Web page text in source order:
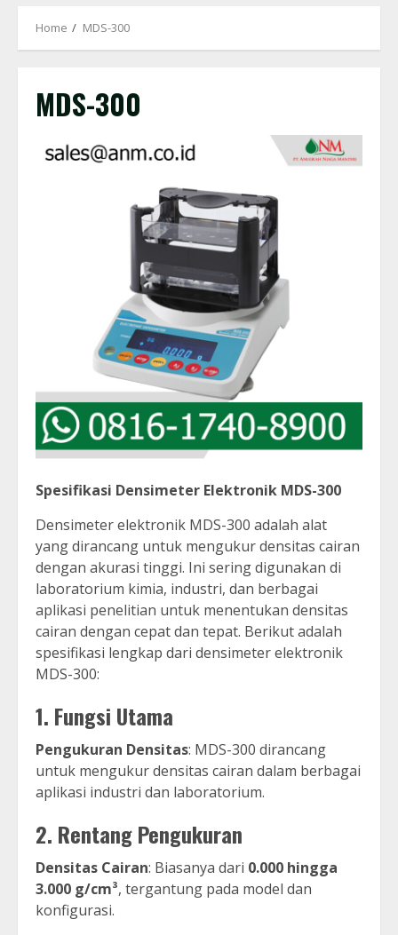
Home MDS-300
MDS-300
Spesifikasi Densimeter Elektronik MDS-300
Densimeter elektronik MDS-300 adalah alat
yang dirancang untuk mengukur densitas cairan
dengan akurasi tinggi. Ini sering digunakan di
laboratorium kimia, industri, dan berbagai
aplikasi penelitian untuk menentukan densitas
cairan dengan cepat dan tepat. Berikut adalah
spesifikasi lengkap dari densimeter elektronik
MDS-300:
1. Fungsi Utama
Pengukuran Densitas: MDS-300 dirancang
untuk mengukur densitas cairan dalam berbagai
aplikasi industri dan laboratorium.
2. Rentang Pengukuran
Densitas Cairan: Biasanya dari 0.000 hingga
3.000 g/cm³, tergantung pada model dan
konfigurasi.